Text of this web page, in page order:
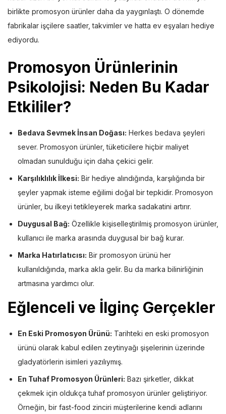
birlikte promosyon ürünler daha da yaygınlaştı. O dönemde
fabrikalar işçilere saatler, takvimler ve hatta ev eşyaları hediye
ediyordu.
Promosyon Ürünlerinin
Psikolojisi: Neden Bu Kadar
Etkililer?
Bedava Sevmek İnsan Doğası: Herkes bedava şeyleri
sever. Promosyon ürünler, tüketicilere hiçbir maliyet
olmadan sunulduğu için daha çekici gelir.
Karşılıklılık İlkesi: Bir hediye alındığında, karşılığında bir
şeyler yapmak isteme eğilimi doğal bir tepkidir. Promosyon
ürünler, bu ilkeyi tetikleyerek marka sadakatini artırır.
Duygusal Bağ: Özellikle kişiselleştirilmiş promosyon ürünler,
kullanıcı ile marka arasında duygusal bir bağ kurar.
Marka Hatırlatıcısı: Bir promosyon ürünü her
kullanıldığında, marka akla gelir. Bu da marka bilinirliğinin
artmasına yardımcı olur.
Eğlenceli ve İlginç Gerçekler
En Eski Promosyon Ürünü: Tarihteki en eski promosyon
ürünü olarak kabul edilen zeytinyağı şişelerinin üzerinde
gladyatörlerin isimleri yazılıymış.
En Tuhaf Promosyon Ürünleri: Bazı şirketler, dikkat
çekmek için oldukça tuhaf promosyon ürünler geliştiriyor.
Örneğin, bir fast-food zinciri müşterilerine kendi adlarını